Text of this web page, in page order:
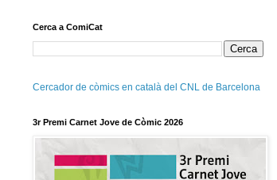
Cerca a ComiCat
Cercador de còmics en català del CNL de Barcelona
3r Premi Carnet Jove de Còmic 2026